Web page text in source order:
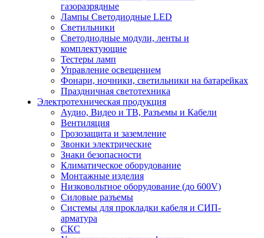
газоразрядные
Лампы Светодиодные LED
Светильники
Светодиодные модули, ленты и
комплектующие
Тестеры ламп
Управление освещением
Фонари, ночники, светильники на батарейках
Праздничная светотехника
Электротехническая продукция
Аудио, Видео и ТВ, Разъемы и Кабели
Вентиляция
Грозозащита и заземление
Звонки электрические
Знаки безопасности
Климатическое оборудование
Монтажные изделия
Низковольтное оборудование (до 600V)
Силовые разъемы
Системы для прокладки кабеля и СИП-
арматура
СКС